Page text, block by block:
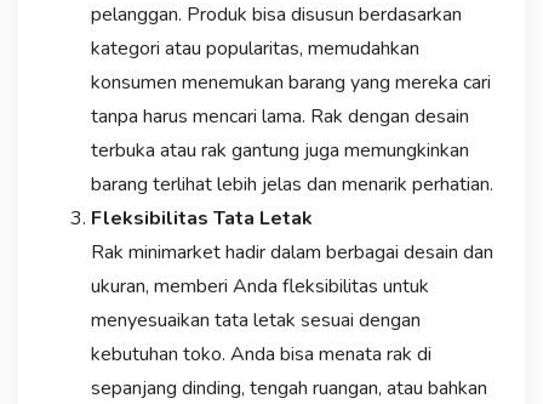
pelanggan. Produk bisa disusun berdasarkan
kategori atau popularitas, memudahkan
konsumen menemukan barang yang mereka cari
tanpa harus mencari lama. Rak dengan desain
terbuka atau rak gantung juga memungkinkan
barang terlihat lebih jelas dan menarik perhatian.
Fleksibilitas Tata Letak
Rak minimarket hadir dalam berbagai desain dan
ukuran, memberi Anda fleksibilitas untuk
menyesuaikan tata letak sesuai dengan
kebutuhan toko. Anda bisa menata rak di
sepanjang dinding, tengah ruangan, atau bahkan